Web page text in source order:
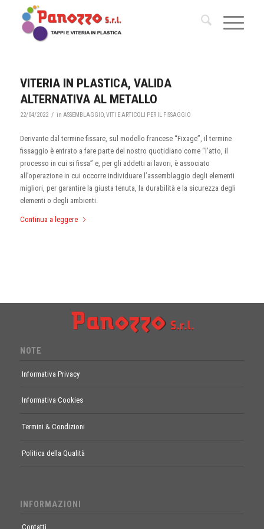
VITERIA IN PLASTICA, VALIDA
ALTERNATIVA AL METALLO
22/04/2022 / in ASSEMBLAGGIO,VITI E ARTICOLI PER IL FISSAGGIO
Derivante dal termine fissare, sul modello francese “Fixage”, il termine
fissaggio è entrato a fare parte del nostro quotidiano come “l’atto, il
processo in cui si fissa” e, per gli addetti ai lavori, è associato
all’operazione in cui occorre individuare l’assemblaggio degli elementi
migliori, per garantire la giusta tenuta, la durabilità e la sicurezza degli
elementi o degli ambienti.
Continua a leggere
NOTE
Informativa Privacy
Informativa Cookies
Termini & Condizioni
Politica della Qualità
INFORMAZIONI
Contatti